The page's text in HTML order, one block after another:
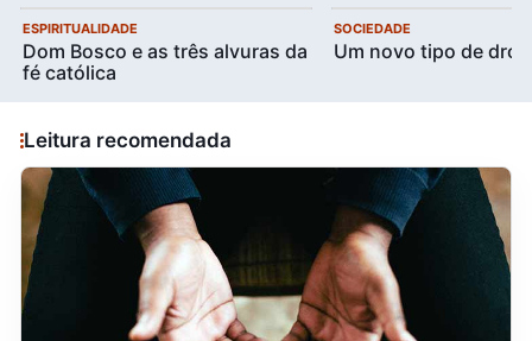
ESPIRITUALIDADE
Dom Bosco e as três alvuras da
fé católica
SOCIEDADE
Um novo tipo de
Leitura recomendada